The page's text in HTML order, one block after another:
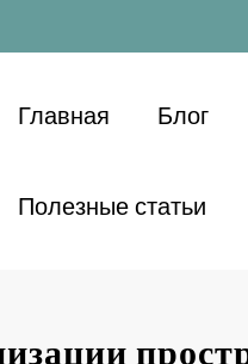
Главная Блог
Полезные статьи